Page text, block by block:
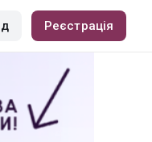
Реєстрація